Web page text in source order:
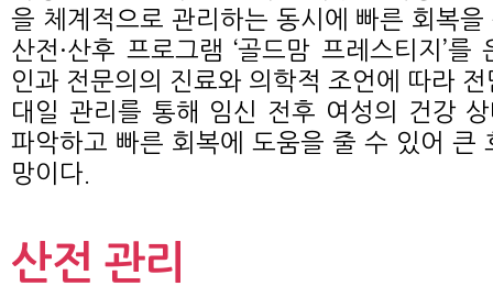
을 체계적으로 관리하는 동시에 빠른 회복을
산전·산후 프로그램 ‘골드맘 프레스티지’를
인과 전문의의 진료와 의학적 조언에 따라
대일 관리를 통해 임신 전후 여성의 건강
파악하고 빠른 회복에 도움을 줄 수 있어 큰
망이다.
산전 관리